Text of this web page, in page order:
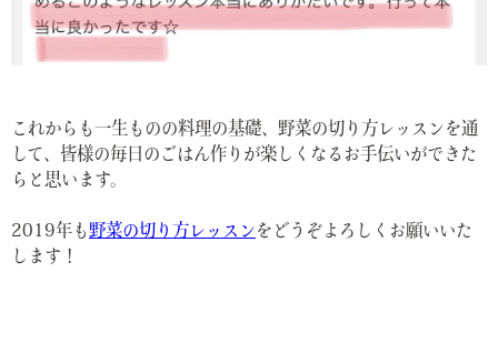
これからも一生ものの料理の基礎、野菜の切り方レッスンを通
して、皆様の毎日のごはん作りが楽しくなるお手伝いができた
らと思います。
2019年も野菜の切り方レッスンをどうぞよろしくお願いいた
します！